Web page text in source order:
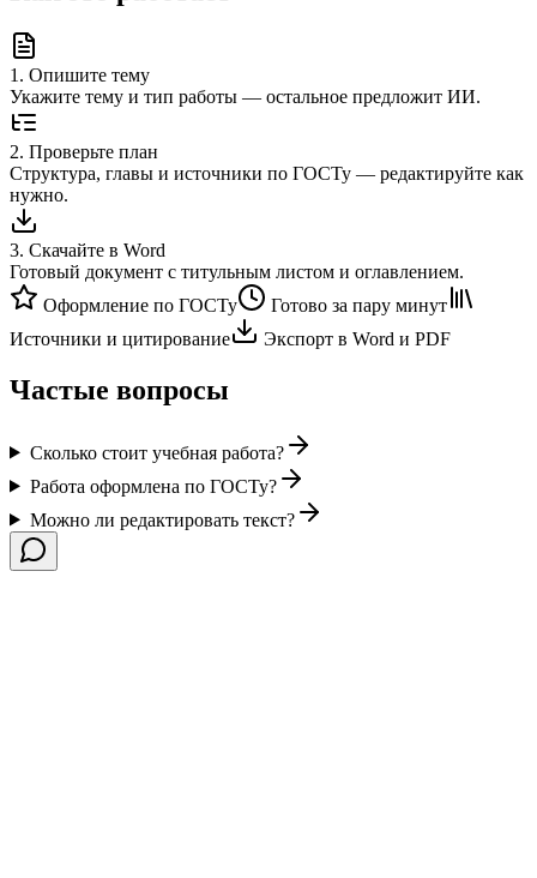
1 . Опишите тему
Укажите тему и тип работы — остальное предложит ИИ.
2. Проверьте план
Структура, главы и источники по ГОСТу — редактируйте как
нужно.
3. Скачайте в Word
Готовый документ с титульным листом и оглавлением.
Оформление по ГОСТу
Готово за пару минут
Источники и цитирование
Экспорт в Word и PDF
Частые вопросы
Сколько стоит учебная работа?
Работа оформлена по ГОСТу?
Можно ли редактировать текст?